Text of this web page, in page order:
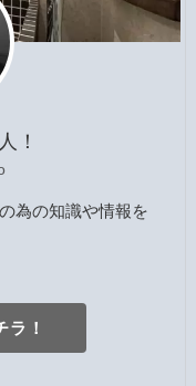
！
為の知識や情報を
ラ！